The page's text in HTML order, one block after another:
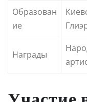
Образован
ие
Награды